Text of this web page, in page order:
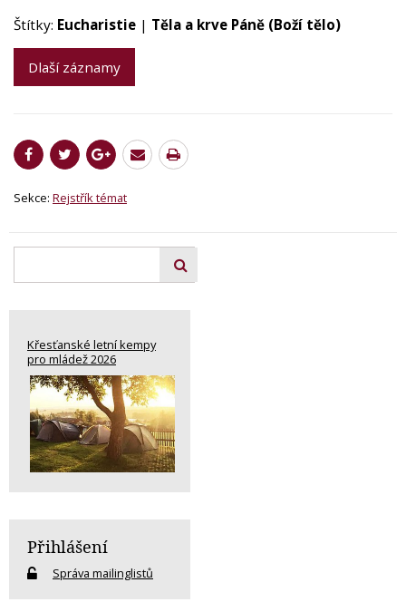
Štítky: Eucharistie | Těla a krve Páně (Boží tělo)
Dlaší záznamy
Sekce: Rejstřík témat
Křesťanské letní kempy
pro mládež 2026
Přihlášení
Správa mailinglistů